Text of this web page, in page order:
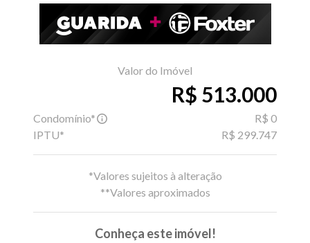
Valor do Imóvel
R$ 513.000
Condomínio*
R$ 0
IPTU*
R$ 299.747
*Valores sujeitos à alteração
**Valores aproximados
Conheça este imóvel!